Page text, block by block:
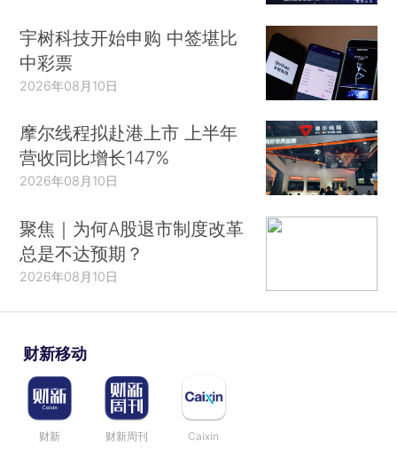
宇树科技开始申购 中签堪比
中彩票
2026年08月10日
摩尔线程拟赴港上市 上半年
营收同比增长147%
2026年08月10日
聚焦｜为何A股退市制度改革
总是不达预期？
2026年08月10日
财新移动
财新 财新周刊 Caixin